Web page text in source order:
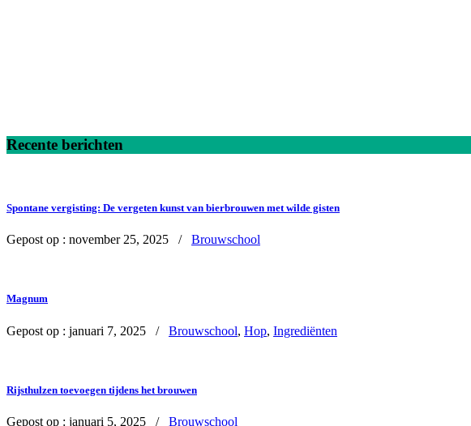
Recente berichten
Spontane vergisting: De vergeten kunst van bierbrouwen met wilde gisten
Gepost op : november 25, 2025 / Brouwschool
Magnum
Gepost op : januari 7, 2025 / Brouwschool, Hop, Ingrediënten
Rijsthulzen toevoegen tijdens het brouwen
Gepost op : januari 5, 2025 / Brouwschool